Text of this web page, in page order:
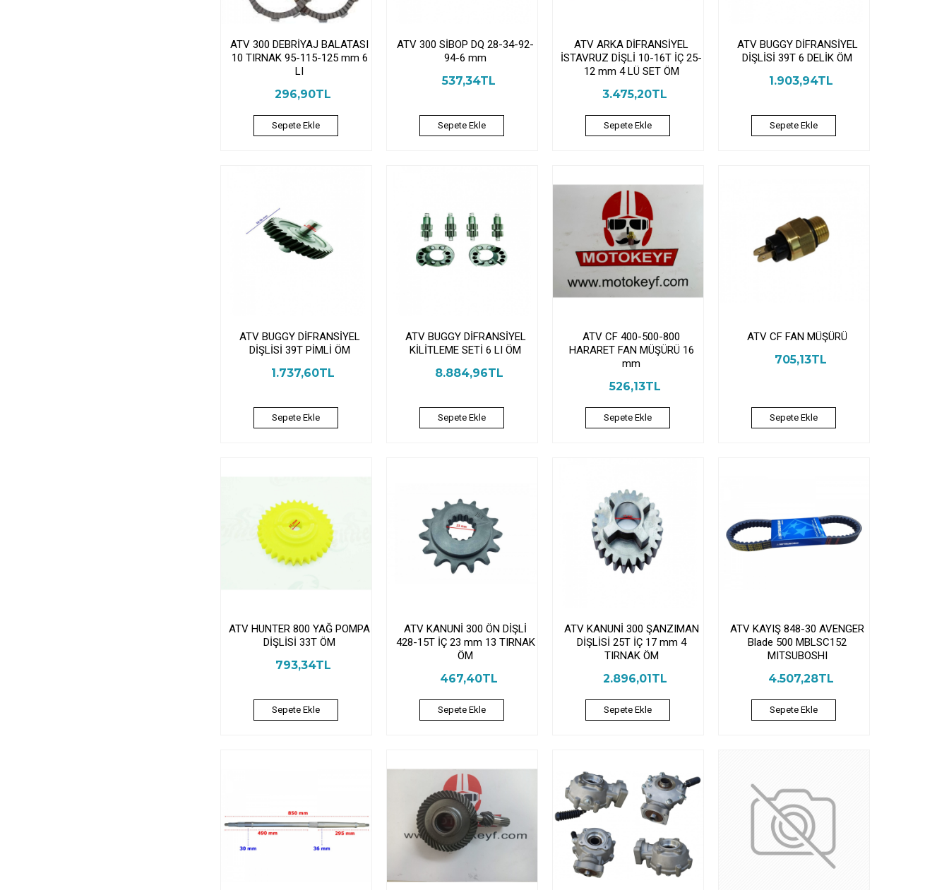
ATV 300 DEBRİYAJ BALATASI
10 TIRNAK 95-115-125 mm 6
LI
296,90TL
Sepete Ekle
ATV 300 SİBOP DQ 28-34-92-
94-6 mm
537,34TL
Sepete Ekle
ATV ARKA DİFRANSİYEL
İSTAVRUZ DİŞLİ 10-16T İÇ 25-
12 mm 4 LÜ SET ÖM
3.475,20TL
Sepete Ekle
ATV BUGGY DİFRANSİYEL
DİŞLİSİ 39T 6 DELİK ÖM
1.903,94TL
Sepete Ekle
ATV BUGGY DİFRANSİYEL
DİŞLİSİ 39T PİMLİ ÖM
1.737,60TL
Sepete Ekle
ATV BUGGY DİFRANSİYEL
KİLİTLEME SETİ 6 LI ÖM
8.884,96TL
Sepete Ekle
ATV CF 400-500-800
HARARET FAN MÜŞÜRÜ 16
mm
526,13TL
Sepete Ekle
ATV CF FAN MÜŞÜRÜ
705,13TL
Sepete Ekle
ATV HUNTER 800 YAĞ POMPA
DİŞLİSİ 33T ÖM
793,34TL
Sepete Ekle
ATV KANUNİ 300 ÖN DİŞLİ
428-15T İÇ 23 mm 13 TIRNAK
ÖM
467,40TL
Sepete Ekle
ATV KANUNİ 300 ŞANZIMAN
DİŞLİSİ 25T İÇ 17 mm 4
TIRNAK ÖM
2.896,01TL
Sepete Ekle
ATV KAYIŞ 848-30 AVENGER
Blade 500 MBLSC152
MITSUBOSHI
4.507,28TL
Sepete Ekle